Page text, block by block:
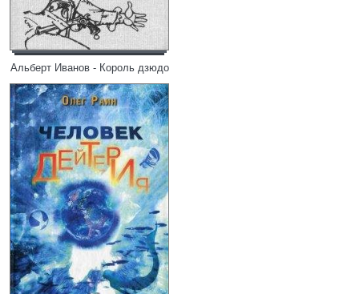
Альберт Иванов - Король дзюдо